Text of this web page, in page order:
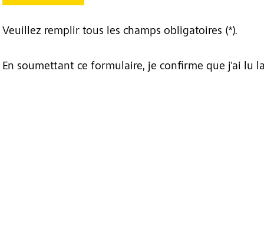
Veuillez remplir tous les champs obligatoires (*).
En soumettant ce formulaire, je confirme que j'ai lu